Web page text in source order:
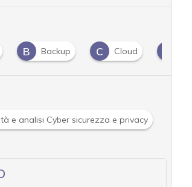
B Backup C Cloud
e analisi Cyber sicurezza e privacy